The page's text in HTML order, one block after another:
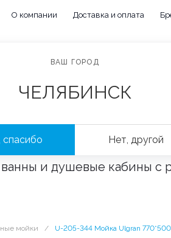
О компании Доставка и оплата
вы можете
аксессуары
оптом и в
и душевые кабины с
мойки / U-205-344 Мойка Ulgran
ВАШ ГОРОД
ЧЕЛЯБИНСК
спасибо Нет, другой